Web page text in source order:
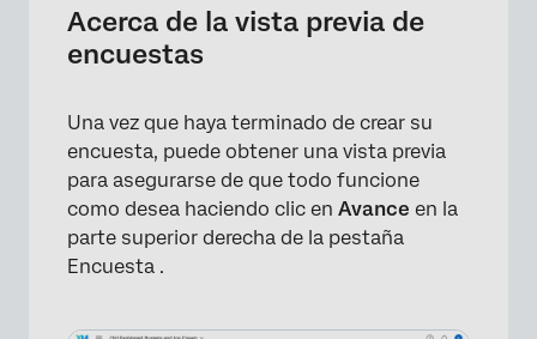
Columna de vista previa
Respuestas de Vista previa
Compartir vista previa
Otros modos de vista previa
Previsualización/Prueba de la encuesta con
datos embebidos
Acerca de la vista previa de
encuestas
Una vez que haya terminado de crear su
encuesta, puede obtener una vista previa
para asegurarse de que todo funcione
como desea haciendo clic en Avance en la
parte superior derecha de la pestaña
Encuesta .